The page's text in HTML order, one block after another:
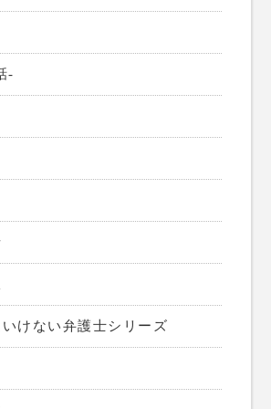
-
けない弁護士シリーズ